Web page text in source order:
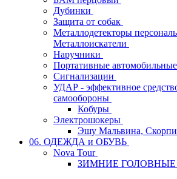
Дубинки
Защита от собак
Металлодетекторы
Металлоискатели
Наручники
Портативные
Сигнализации
УДАР - эффективное
самообороны
Кобуры
Электрошокеры
Эшу Мальвина,
06. ОДЕЖДА и ОБУВЬ
Nova Tour
ЗИМНИЕ ГОЛОВНЫЕ